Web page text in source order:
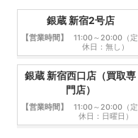
銀蔵 新宿2号店
【営業時間】
11:00～20:00（定
休日：無し）
銀蔵 新宿西口店（買取専
門店）
【営業時間】
11:00～20:00（定
休日：日曜日）